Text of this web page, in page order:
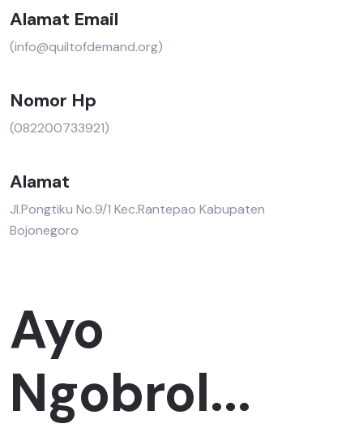
Alamat Email
(info@quiltofdemand.org)
Nomor Hp
(082200733921)
Alamat
Jl.Pongtiku No.9/1 Kec.Rantepao Kabupaten
Bojonegoro
Ayo
Ngobrol...